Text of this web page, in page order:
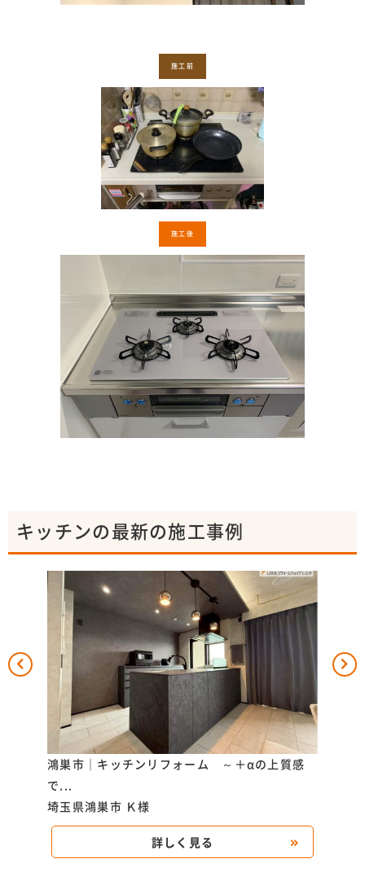
施工前
施工後
キッチンの最新の施工事例
鴻巣市｜キッチンリフォーム ～＋αの上質感
で...
埼玉県鴻巣市 Ｋ様
詳しく見る